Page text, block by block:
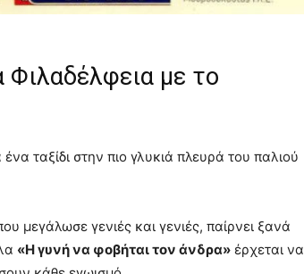
με το
ταξίδι στην πιο γλυκιά πλευρά του παλιού
μεγάλωσε γενιές και γενιές, παίρνει ξανά
«Η γυνή να φοβήται τον άνδρα» έρχεται να